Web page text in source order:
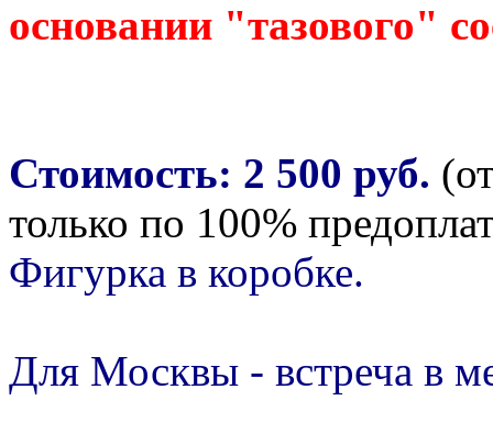
основании "тазового"
Стоимость: 2 500 руб.
только по 100%
Фигурка в коробке.
Для Москвы - встреча в